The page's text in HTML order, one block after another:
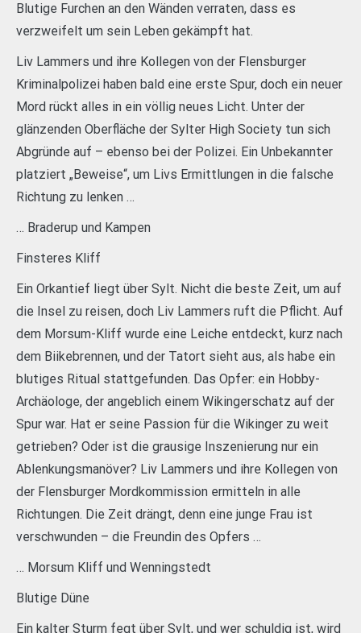
Blutige Furchen an den Wänden verraten, dass es
verzweifelt um sein Leben gekämpft hat.
Liv Lammers und ihre Kollegen von der Flensburger
Kriminalpolizei haben bald eine erste Spur, doch ein neuer
Mord rückt alles in ein völlig neues Licht. Unter der
glänzenden Oberfläche der Sylter High Society tun sich
Abgründe auf – ebenso bei der Polizei. Ein Unbekannter
platziert „Beweise“, um Livs Ermittlungen in die falsche
Richtung zu lenken …
… Braderup und Kampen
Finsteres Kliff
Ein Orkantief liegt über Sylt. Nicht die beste Zeit, um auf
die Insel zu reisen, doch Liv Lammers ruft die Pflicht. Auf
dem Morsum-Kliff wurde eine Leiche entdeckt, kurz nach
dem Biikebrennen, und der Tatort sieht aus, als habe ein
blutiges Ritual stattgefunden. Das Opfer: ein Hobby-
Archäologe, der angeblich einem Wikingerschatz auf der
Spur war. Hat er seine Passion für die Wikinger zu weit
getrieben? Oder ist die grausige Inszenierung nur ein
Ablenkungsmanöver? Liv Lammers und ihre Kollegen von
der Flensburger Mordkommission ermitteln in alle
Richtungen. Die Zeit drängt, denn eine junge Frau ist
verschwunden – die Freundin des Opfers …
… Morsum Kliff und Wenningstedt
Blutige Düne
Ein kalter Sturm fegt über Sylt, und wer schuldig ist, wird